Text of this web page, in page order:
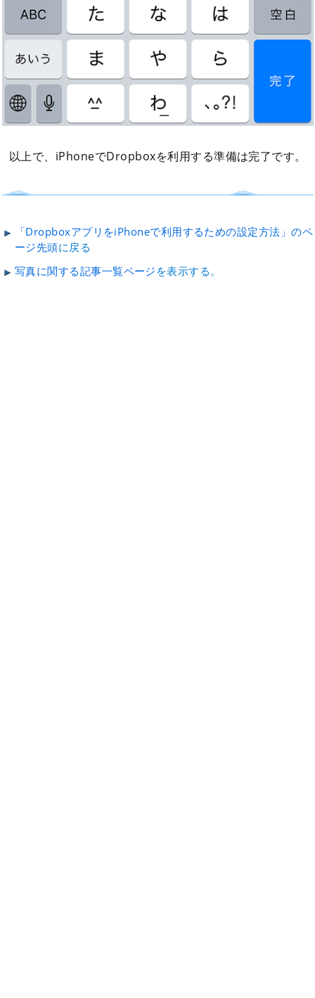
以上で、iPhoneでDropboxを利用する準備は完了です。
「DropboxアプリをiPhoneで利用するための設定方法」のペ
ージ先頭に戻る
写真に関する記事一覧ページ を表示する。